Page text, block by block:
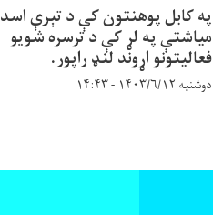
په کابل پوهنتون کې د تېرې اسد
میاشتې په لړ کې د ترسره شویو
فعالیتونو اړوند لنډ راپور.
دوشنبه ۱۴۰۳/۶/۱۲ - ۱۴:۴۳